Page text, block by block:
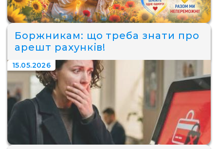
Боржникам: що треба знати про
арешт рахунків!
15.05.2026